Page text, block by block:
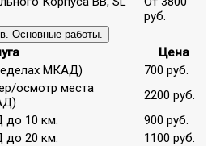
руб.
Основные работы.
Цена
МКАД)
700 руб.
осмотр места
2200 руб.
10 км.
900 руб.
20 км.
1100 руб.